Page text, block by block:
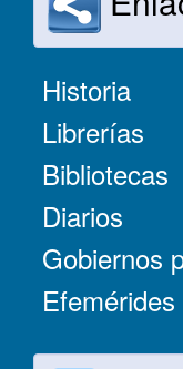
Historia
Librerías
Bibliotecas
Diarios
Gobiernos